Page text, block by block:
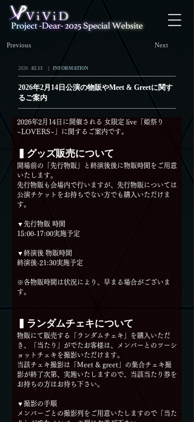
Previous Next
2026 .02.13 ￤ INFORMATION
2026年2月14日公演の物販やMeet & Greetに関す
るご案内
2026年2月14日に開催される 女限定 live「姫祭り
~LOVERS~」に関するご案内です。
▍グッズ販売について
開場前の「先行物販」と終演後後に物販時間をご用意
いたします。
先行物販も会場内で行いますが、先行物販については
公演チケットをお持ちでない方でも購入いただけま
す。
▼先行物販 時間
15:00-17:00実施予定
▼終演後 物販時間
終演後-21:30実施予定
※各物販時間は状況により、早まる場合がございま
す。
▍ランダムチェキについて
物販にて販売する「ランダムチェキ」を購入いただ
き、「当たり」がでたお客様は、メンバーとのツーシ
ョットチェキを撮影いただけます。
当該チェキ撮影は「Meet & greet」の集合チェキ撮
影が終了次第、実施いたしますので、当該当たり券を
お持ちの方はお待ち下さい。
▼撮影の手順
メンバーごとの撮影列をご用意いたしますので「当た